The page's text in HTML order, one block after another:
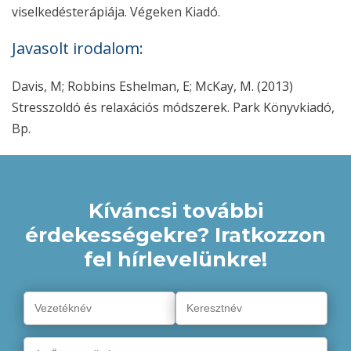
viselkedésterápiája. Végeken Kiadó.
Javasolt irodalom:
Davis, M; Robbins Eshelman, E; McKay, M. (2013)
Stresszoldó és relaxációs módszerek. Park Könyvkiadó,
Bp.
Kíváncsi további
érdekességekre? Iratkozzon
fel hírlevelünkre!